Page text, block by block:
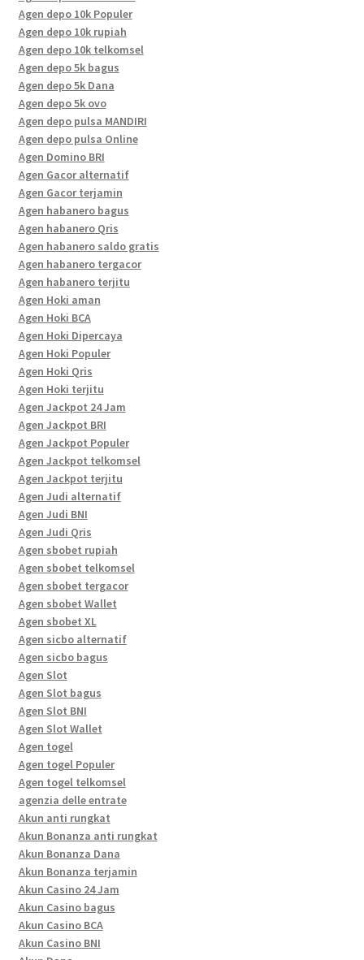
Agen depo 10k Populer
Agen depo 10k rupiah
Agen depo 10k telkomsel
Agen depo 5k bagus
Agen depo 5k Dana
Agen depo 5k ovo
Agen depo pulsa MANDIRI
Agen depo pulsa Online
Agen Domino BRI
Agen Gacor alternatif
Agen Gacor terjamin
Agen habanero bagus
Agen habanero Qris
Agen habanero saldo gratis
Agen habanero tergacor
Agen habanero terjitu
Agen Hoki aman
Agen Hoki BCA
Agen Hoki Dipercaya
Agen Hoki Populer
Agen Hoki Qris
Agen Hoki terjitu
Agen Jackpot 24 Jam
Agen Jackpot BRI
Agen Jackpot Populer
Agen Jackpot telkomsel
Agen Jackpot terjitu
Agen Judi alternatif
Agen Judi BNI
Agen Judi Qris
Agen sbobet rupiah
Agen sbobet telkomsel
Agen sbobet tergacor
Agen sbobet Wallet
Agen sbobet XL
Agen sicbo alternatif
Agen sicbo bagus
Agen Slot
Agen Slot bagus
Agen Slot BNI
Agen Slot Wallet
Agen togel
Agen togel Populer
Agen togel telkomsel
agenzia delle entrate
Akun anti rungkat
Akun Bonanza anti rungkat
Akun Bonanza Dana
Akun Bonanza terjamin
Akun Casino 24 Jam
Akun Casino bagus
Akun Casino BCA
Akun Casino BNI